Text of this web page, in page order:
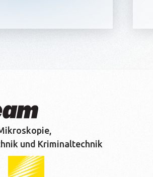
und Kriminaltechnik